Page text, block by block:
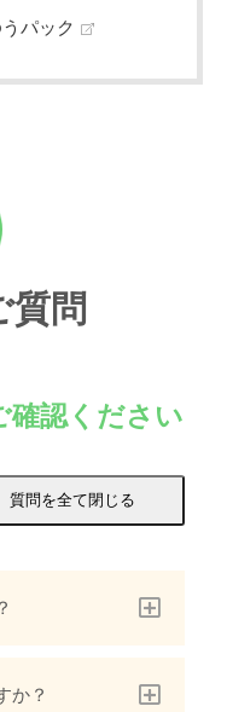
パック
質問
確認ください
か？